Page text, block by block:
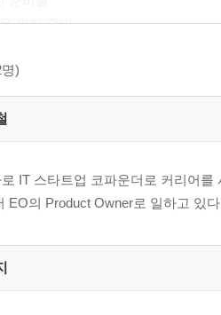
위한 준비
자의 일
이전시의 기획자
있는 기획
사전 준비
)
IT 스타트업 코파운더로 커리어
EO의 Product Owner로 일하고 있